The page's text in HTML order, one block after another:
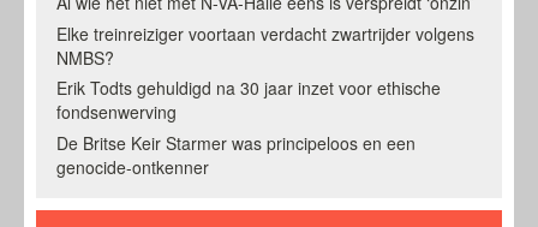
Elke treinreiziger voortaan verdacht zwartrijder volgens
NMBS?
Erik Todts gehuldigd na 30 jaar inzet voor ethische
fondsenwerving
De Britse Keir Starmer was principeloos en een
genocide-ontkenner